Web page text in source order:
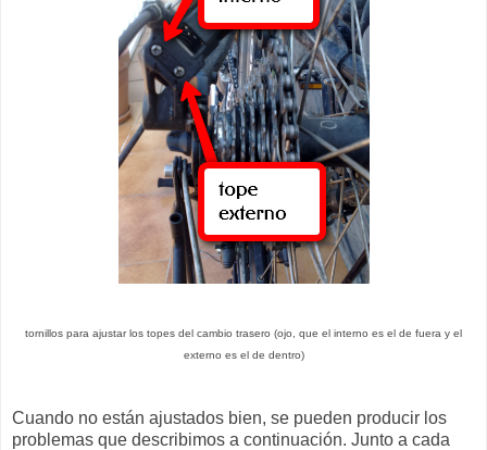
tornillos para ajustar los topes del cambio trasero (ojo, que el interno es el de fuera y el
externo es el de dentro)
Cuando no están ajustados bien, se pueden producir los
problemas que describimos a continuación. Junto a cada